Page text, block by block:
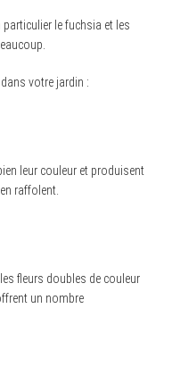
particulier le fuchsia et les
votre jardin :
leur couleur et produisent
raffolent.
fleurs doubles de couleur
un nombre